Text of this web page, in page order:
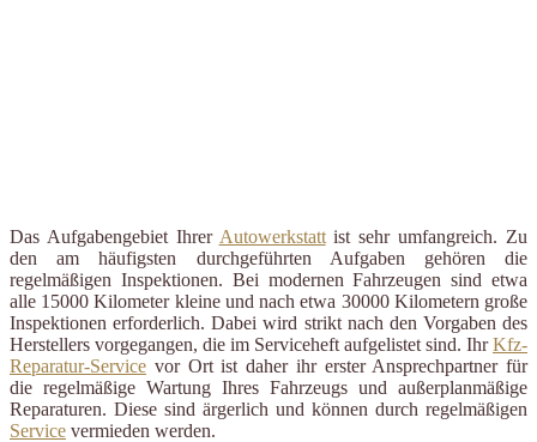
Das Aufgabengebiet Ihrer Autowerkstattist sehr umfangreich. Zu
den am häufigsten durchgeführten Aufgaben gehören die
regelmäßigen Inspektionen. Bei modernen Fahrzeugen sind etwa
alle 15000 Kilometer kleine und nach etwa 30000 Kilometern große
Inspektionen erforderlich. Dabei wird strikt nach den Vorgaben des
Herstellers vorgegangen, die im Serviceheft aufgelistet sind. IhrKfz-
Reparatur-Service vor Ort ist daher ihr erster Ansprechpartner für
die regelmäßige Wartung Ihres Fahrzeugs und außerplanmäßige
Reparaturen. Diese sind ärgerlich und können durch regelmäßigen
Service vermieden werden.